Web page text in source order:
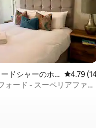
つ星の平均評価
ドシャーのホ
レビュ
4.79
ォード - スーペリアファミ